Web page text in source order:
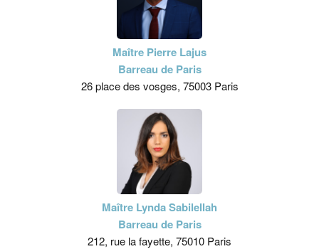
Maître Pierre Lajus
Barreau de Paris
26 place des vosges, 75003 Paris
Maître Lynda Sabilellah
Barreau de Paris
212, rue la fayette, 75010 Paris